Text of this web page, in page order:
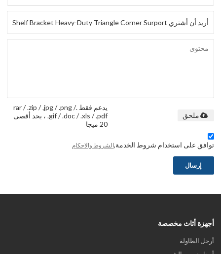
يدعم فقط .rar / .zip / .jpg / .png /
.gif / .doc / .xls / .pdf ، بحد أقصى
20 ميجا
ملحق
توافق على استخدام شروط الخدمة,الشروط والاحكام
إرسال
أجهزة أثاث مخصصة
أرجل الطاولة